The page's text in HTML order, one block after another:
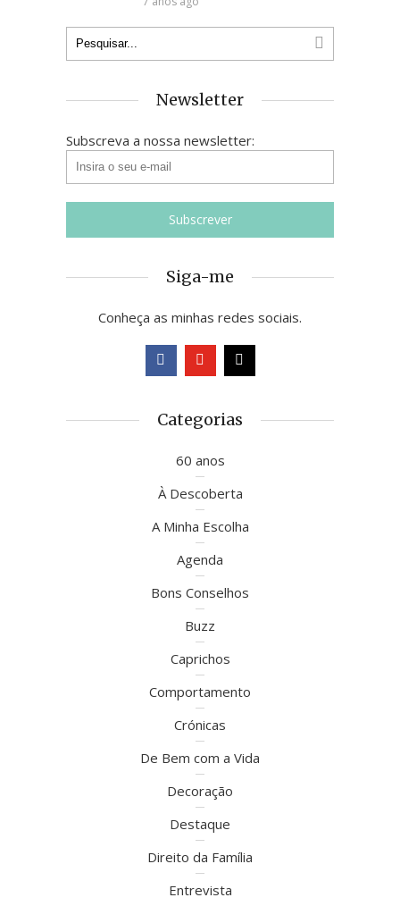
Newsletter
Subscreva a nossa newsletter:
Siga-me
Conheça as minhas redes sociais.
Categorias
60 anos
À Descoberta
A Minha Escolha
Agenda
Bons Conselhos
Buzz
Caprichos
Comportamento
Crónicas
De Bem com a Vida
Decoração
Destaque
Direito da Família
Entrevista